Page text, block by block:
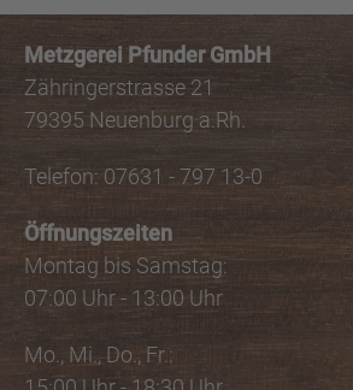
Metzgerei Pfunder GmbH
Zähringerstrasse 21
79395 Neuenburg a.Rh.
Telefon: 07631 - 797 13-0
Öffnungszeiten
Montag bis Samstag:
07:00 Uhr - 13:00 Uhr
Mo., Mi., Do., Fr.: